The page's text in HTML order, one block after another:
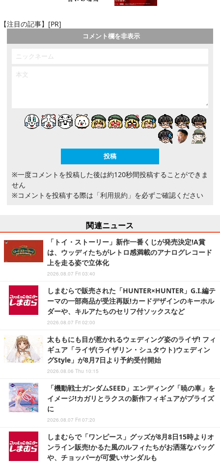
【注目の記事】[PR]
コメント欄を非表示
※一度コメントを投稿した後は約120秒間投稿することができま
せん
※コメントを投稿する際は 「利用規約」 を必ずご確認ください
関連ニュース
「トイ・ストーリー」新作一番くじが発売決定!A賞
は、ウッディたちがレトロ感満載のアナログレコード
上を走る姿で立体化
2026.08.07 Fri 03:40
しまむらで販売された「HUNTER×HUNTER」G.I.編テ
ーマの一部商品が受注再販!カードデザインのキーホル
ダーや、キルアたちのセリフ付ソックスなど
2026.08.07 Fri 02:00
太ももにも目が惹かれるウェディング姿のライザ! フィ
ギュア「ライザ(ライザリン・シュタウト)ウェディン
グStyle」が8月7日より予約受付開始
2026.08.06 Thu 10:15
「機動戦士ガンダムSEED」エンディング「暁の車」を
イメージ!カガリとラクスの新作フィギュアがプライズ
に
2026.08.07 Fri 07:20
しまむらで「ワンピース」グッズが8月8日15時よりオ
ンライン販売!かるた風のルフィたちがお洒落なバッグ
や、チョッパーが可愛いサンダルも